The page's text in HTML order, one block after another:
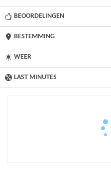
BEOORDELINGEN
BESTEMMING
WEER
LAST MINUTES